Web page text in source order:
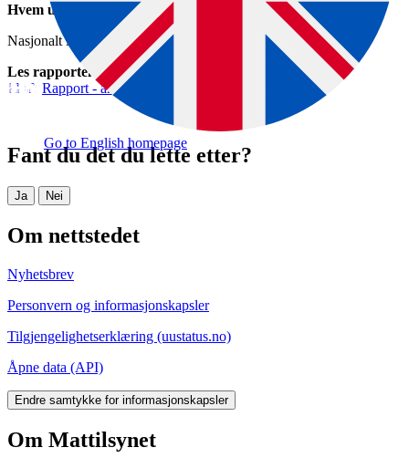
Go to English homepage
Hvem utførte oppdraget?
Nasjonalt institutt for ernærings- og sjømatforskning (NIFES).
Les rapporten
Rapport - analyseprosjekt tex-mex 2014
Fant du det du lette etter?
Ja Nei
Om nettstedet
Nyhetsbrev
Personvern og informasjonskapsler
Tilgjengelighetserklæring (uustatus.no)
Åpne data (API)
Endre samtykke for informasjonskapsler
Om Mattilsynet